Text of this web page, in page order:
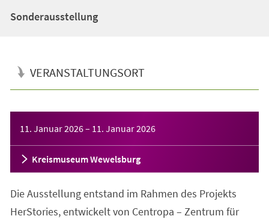
Sonderausstellung
VERANSTALTUNGSORT
11. Januar 2026– 11. Januar 2026
Kreismuseum Wewelsburg
Die Ausstellung entstand im Rahmen des Projekts
HerStories, entwickelt von Centropa – Zentrum für